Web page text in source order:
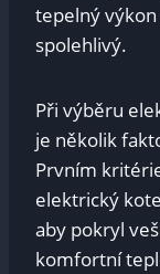
tepelný
spolehlivý.
Při výběru
je několik
Prvním
elektrický
aby pokryl
komfortní